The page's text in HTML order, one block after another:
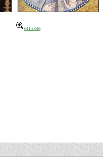
641 x 646